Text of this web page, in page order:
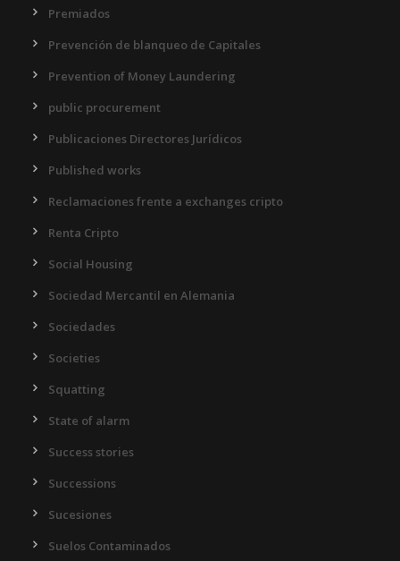
Premiados
Prevención de blanqueo de Capitales
Prevention of Money Laundering
public procurement
Publicaciones Directores Jurídicos
Published works
Reclamaciones frente a exchanges cripto
Renta Cripto
Social Housing
Sociedad Mercantil en Alemania
Sociedades
Societies
Squatting
State of alarm
Success stories
Successions
Sucesiones
Suelos Contaminados